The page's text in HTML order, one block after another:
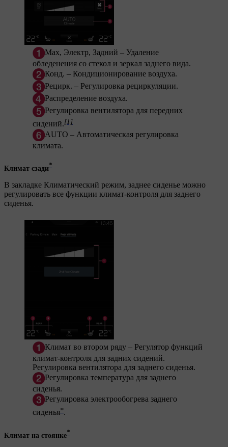
Max, Электр, Задний – Удаление
обледенения со стекол и зеркал заднего вида.
Конд. – Кондиционирование воздуха.
Рецирк. – Регулировка рециркуляции.
Распределение воздуха.
Регулировка вентилятора для передних
сидений.[1]
AUTO – Автоматическая регулировка
климата.
Климат сзади*
В закладке Климатический режим, заднее сиденье можно
регулировать все функции климат-контроля для заднего
сиденья.
Климат во втором ряду – Регулятор функций
климат-контроля для задних сидений.
Регулировка вентилятора для заднего сиденья.
Регулировка температура для заднего
сиденья.
Регулировка электрообогрева заднего
сиденья*.
Климат на стоянке*